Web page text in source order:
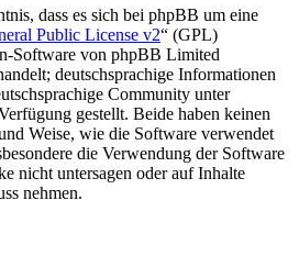
dass es sich bei phpBB um eine
Public License v2“ (GPL)
Software von phpBB Limited
deutschsprachige Informationen
Community unter
gestellt. Beide haben keinen
Weise, wie die Software verwendet
die Verwendung der Software
nicht untersagen oder auf Inhalte
nehmen.